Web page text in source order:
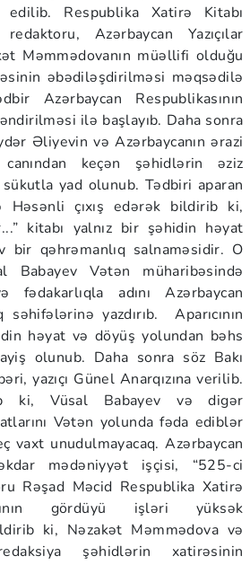
Respublika Xatirə Kitabı
redaktoru, Azərbaycan Yazıçılar
Məmmədovanın müəllifi olduğu
əbədiləşdirilməsi məqsədilə
Azərbaycan Respublikasının
ilə başlayıb. Daha sonra
Əliyevin və Azərbaycanın ərazi
keçən şəhidlərin əziz
yad olunub. Tədbiri aparan
Həsənli çıxış edərək bildirib ki,
kitabı yalnız bir şəhidin həyat
bir qəhrəmanlıq salnaməsidir. O
Vətən müharibəsində
adını Azərbaycan
yazdırıb. Aparıcının
həyat və döyüş yolundan bəhs
olunub. Daha sonra söz Bakı
yazıçı Günel Anarqızına verilib.
ki, Vüsal Babayev və digər
Vətən yolunda fəda ediblər
vaxt unudulmayacaq. Azərbaycan
mədəniyyət işçisi, “525-ci
Rəşad Məcid Respublika Xatirə
gördüyü işləri yüksək
ki, Nəzakət Məmmədova və
şəhidlərin xatirəsinin